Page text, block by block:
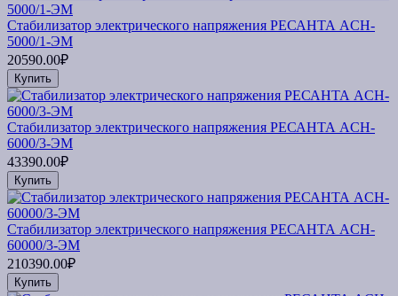
Стабилизатор электрического напряжения РЕСАНТА ACH-
5000/1-ЭМ
20590.00₽
Купить
Стабилизатор электрического напряжения РЕСАНТА ACH-
6000/3-ЭМ
43390.00₽
Купить
Стабилизатор электрического напряжения РЕСАНТА ACH-
60000/3-ЭМ
210390.00₽
Купить